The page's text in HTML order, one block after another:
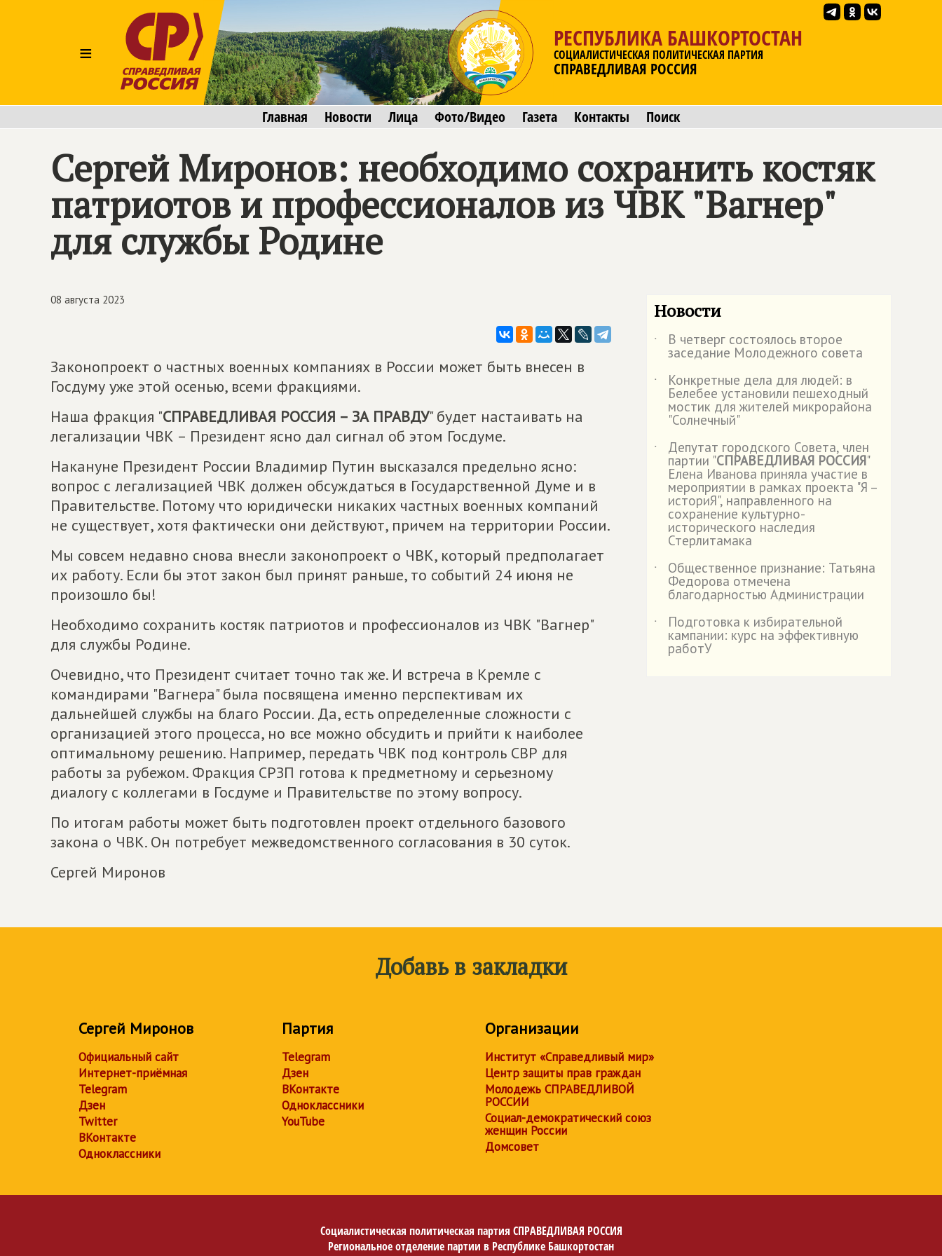
≡
РЕСПУБЛИКА БАШКОРТОСТАН
СОЦИАЛИСТИЧЕСКАЯ ПОЛИТИЧЕСКАЯ ПАРТИЯ
СПРАВЕДЛИВАЯ РОССИЯ
Главная Новости Лица Фото/Видео Газета Контакты Поиск
Сергей Миронов: необходимо сохранить костяк
патриотов и профессионалов из ЧВК "Вагнер"
для службы Родине
08 августа 2023
Законопроект о частных военных компаниях в России может быть внесен в
Госдуму уже этой осенью, всеми фракциями.
Наша фракция "СПРАВЕДЛИВАЯ РОССИЯ – ЗА ПРАВДУ" будет настаивать на
легализации ЧВК – Президент ясно дал сигнал об этом Госдуме.
Накануне Президент России Владимир Путин высказался предельно ясно:
вопрос с легализацией ЧВК должен обсуждаться в Государственной Думе и в
Правительстве. Потому что юридически никаких частных военных компаний
не существует, хотя фактически они действуют, причем на территории России.
Мы совсем недавно снова внесли законопроект о ЧВК, который предполагает
их работу. Если бы этот закон был принят раньше, то событий 24 июня не
произошло бы!
Необходимо сохранить костяк патриотов и профессионалов из ЧВК "Вагнер"
для службы Родине.
Очевидно, что Президент считает точно так же. И встреча в Кремле с
командирами "Вагнера" была посвящена именно перспективам их
дальнейшей службы на благо России. Да, есть определенные сложности с
организацией этого процесса, но все можно обсудить и прийти к наиболее
оптимальному решению. Например, передать ЧВК под контроль СВР для
работы за рубежом. Фракция СРЗП готова к предметному и серьезному
диалогу с коллегами в Госдуме и Правительстве по этому вопросу.
По итогам работы может быть подготовлен проект отдельного базового
закона о ЧВК. Он потребует межведомственного согласования в 30 суток.
Сергей Миронов
Новости
˙ В четверг состоялось второе
заседание Молодежного совета
˙
Конкретные дела для людей: в
Белебее установили пешеходный
мостик для жителей микрорайона
"Солнечный"
˙
Депутат городского Совета, член
партии "СПРАВЕДЛИВАЯ РОССИЯ"
Елена Иванова приняла участие в
мероприятии в рамках проекта "Я –
историЯ", направленного на
сохранение культурно-
исторического наследия
Стерлитамака
˙
Общественное признание: Татьяна
Федорова отмечена
благодарностью Администрации
˙
Подготовка к избирательной
кампании: курс на эффективную
работУ
Добавь в закладки
Сергей Миронов
Официальный сайт
Интернет-приёмная
Telegram
Дзен
Twitter
ВКонтакте
Одноклассники
Партия
Telegram
Дзен
ВКонтакте
Одноклассники
YouTube
Организации
Институт «Справедливый мир»
Центр защиты прав граждан
Молодежь СПРАВЕДЛИВОЙ
РОССИИ
Социал-демократический союз
женщин России
Домсовет
Социалистическая политическая партия СПРАВЕДЛИВАЯ РОССИЯ
Региональное отделение партии в Республике Башкортостан